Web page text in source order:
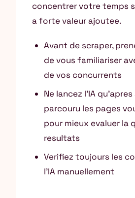
concentrer votre temps
a forte valeur ajoutee.
Avant de scraper,
de vous familiariser
de vos concurrents
Ne lancez l’IA
parcouru les pages
pour mieux evaluer la
resultats
Verifiez toujours les
l’IA manuellement